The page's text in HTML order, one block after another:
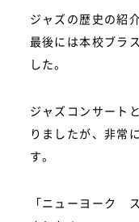
ジャズの歴史の紹
最後には本校ブラ
した。
ジャズコンサート
りましたが、非常
す。
「ニューヨーク